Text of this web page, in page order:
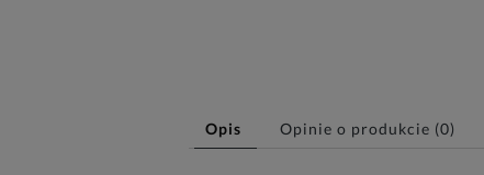
Opis Opinie o produkcie (0)